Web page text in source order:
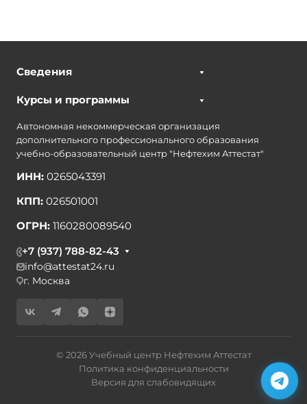
Сведения
Курсы и программы
Автономная некоммерческая организация
дополнительного профессионального образования
учебно-образовательный центр "Нефтехим Аттестат"
ИНН: 0265043391
КПП: 026501001
ОГРН: 1160280089540
+7 (937) 788-82-43
info@attestat24.ru
г. Москва
© 2026 Учебный центр Нефтехим Аттестат
Политика конфиденциальности
Версия для слабовидящих